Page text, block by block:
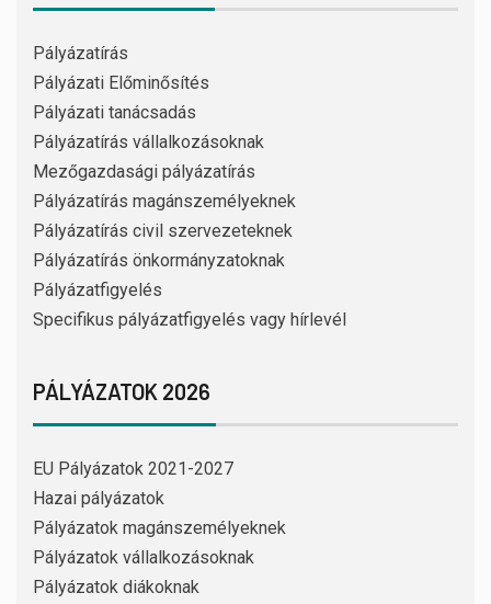
Pályázatírás
Pályázati Előminősítés
Pályázati tanácsadás
Pályázatírás vállalkozásoknak
Mezőgazdasági pályázatírás
Pályázatírás magánszemélyeknek
Pályázatírás civil szervezeteknek
Pályázatírás önkormányzatoknak
Pályázatfigyelés
Specifikus pályázatfigyelés vagy hírlevél
PÁLYÁZATOK 2026
EU Pályázatok 2021-2027
Hazai pályázatok
Pályázatok magánszemélyeknek
Pályázatok vállalkozásoknak
Pályázatok diákoknak